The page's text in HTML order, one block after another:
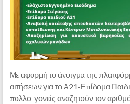
Με αφορμή το άνοιγμα της
αιτήσεων για το Α21-Επίδομα
πολλοί γονείς αναζητούν τον